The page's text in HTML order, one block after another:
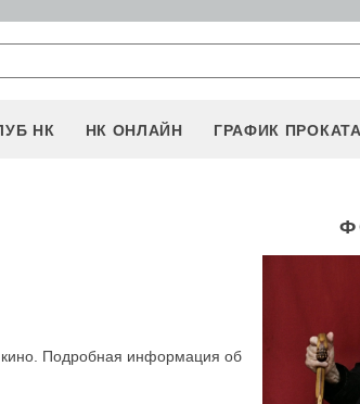
НК НК ОНЛАЙН ГРАФИК ПРОКАТА
Подробная информация об